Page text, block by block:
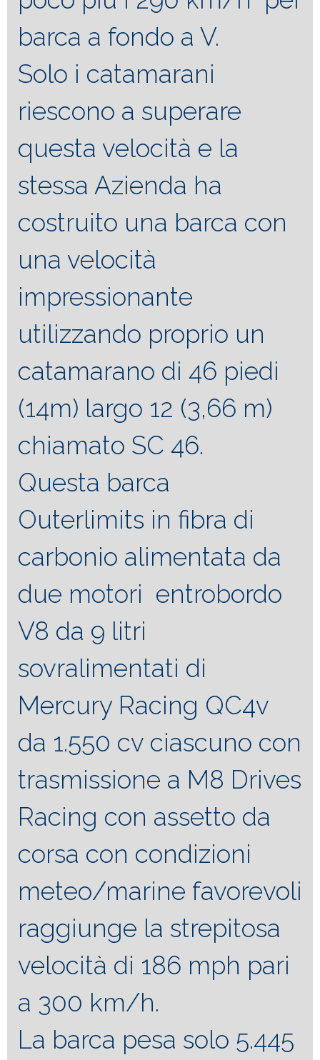
barca a fondo a V.
Solo i catamarani
riescono a superare
questa velocità e la
stessa Azienda ha
costruito una barca con
una velocità
impressionante
utilizzando proprio un
catamarano di 46 piedi
(14m) largo 12 (3,66 m)
chiamato SC 46.
Questa barca
Outerlimits in fibra di
carbonio alimentata da
due motori entrobordo
V8 da 9 litri
sovralimentati di
Mercury Racing QC4v
da 1.550 cv ciascuno con
trasmissione a M8 Drives
Racing con assetto da
corsa con condizioni
meteo/marine favorevoli
raggiunge la strepitosa
velocità di 186 mph pari
a 300 km/h.
La barca pesa solo 5.445